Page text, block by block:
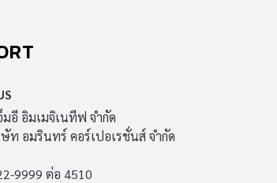
อี อิมเมจิเนทีฟ จำกัด
ท อมรินทร์ คอร์เปอเรชั่นส์ จำกัด
9999 ต่อ 4510